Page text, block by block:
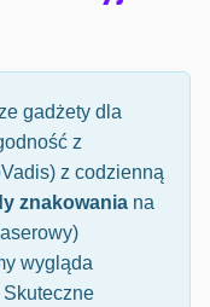
gadżety dla
z
z codzienną
znakowania na
wygląda